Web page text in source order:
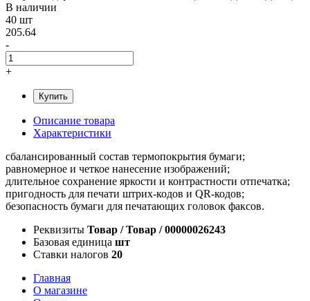
В наличии
40 шт
205.64
-
+
Купить
Описание товара
Характеристики
сбалансированный состав термопокрытия бумаги;
равномерное и четкое нанесение изображений;
длительное сохранение яркости и контрастности отпечатка;
пригодность для печати штрих-кодов и QR-кодов;
безопасность бумаги для печатающих головок факсов.
Реквизиты Товар / Товар / 00000026243
Базовая единица шт
Ставки налогов 20
Главная
О магазине